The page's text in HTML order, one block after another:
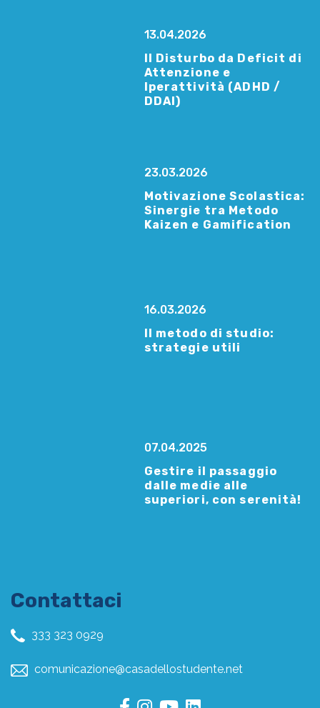
13.04.2026
Il Disturbo da Deficit di
Attenzione e
Iperattività (ADHD /
DDAI)
23.03.2026
Motivazione Scolastica:
Sinergie tra Metodo
Kaizen e Gamification
16.03.2026
Il metodo di studio:
strategie utili
07.04.2025
Gestire il passaggio
dalle medie alle
superiori, con serenità!
Contattaci
333 323 0929
comunicazione@casadellostudente.net